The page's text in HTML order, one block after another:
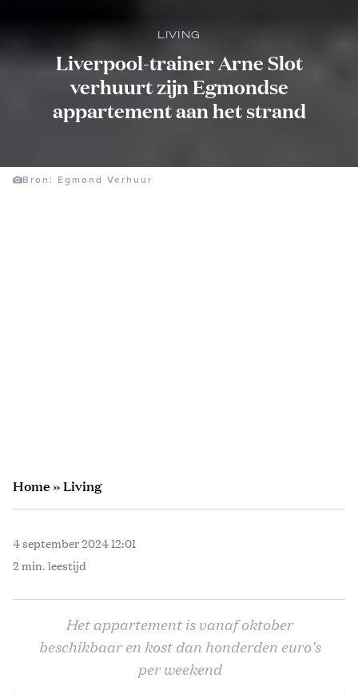
LIVING
Liverpool-trainer Arne Slot
verhuurt zijn Egmondse
appartement aan het strand
Bron: Egmond Verhuur
Home»Living
4 september 2024 12:01
2 min. leestijd
Het appartement is vanaf oktober
beschikbaar en kost dan honderden euro's
per weekend